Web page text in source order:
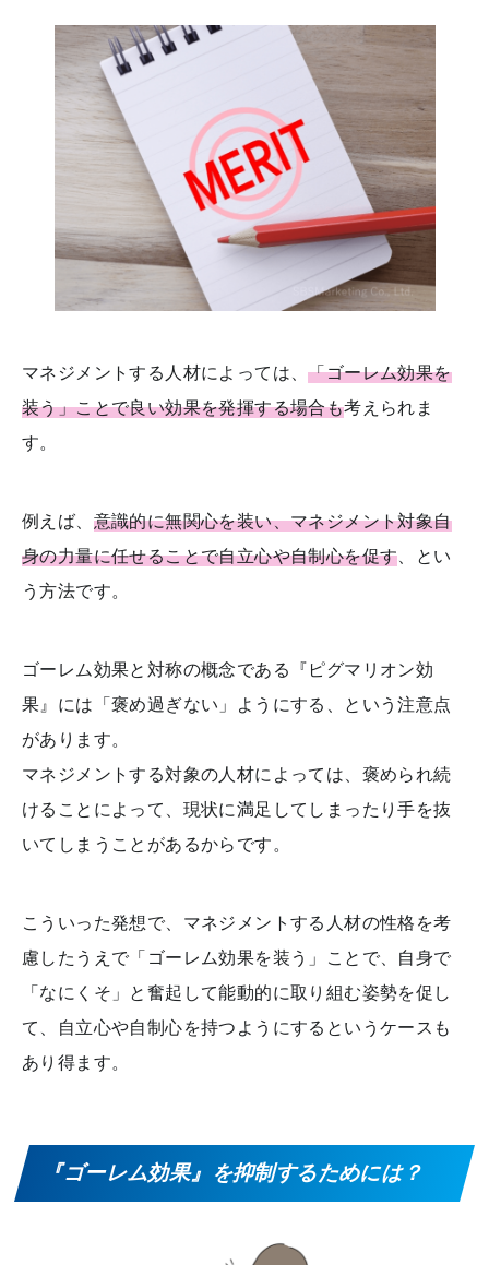
マネジメントする人材によっては、「ゴーレム効果を
装う」ことで良い効果を発揮する場合も考えられま
す。
例えば、 意識的に無関心を装い、マネジメント対象自
身の力量に任せることで自立心や自制心を促す 、とい
う方法です。
ゴーレム効果と対称の概念である『ピグマリオン効
果』には「褒め過ぎない」ようにする、という注意点
があります。
マネジメントする対象の人材によっては、褒められ続
けることによって、現状に満足してしまったり手を抜
いてしまうことがあるからです。
こういった発想で、マネジメントする人材の性格を考
慮したうえで「ゴーレム効果を装う」ことで、自身で
「なにくそ」と奮起して能動的に取り組む姿勢を促し
て、自立心や自制心を持つようにするというケースも
あり得ます。
『ゴーレム効果』を抑制するためには？